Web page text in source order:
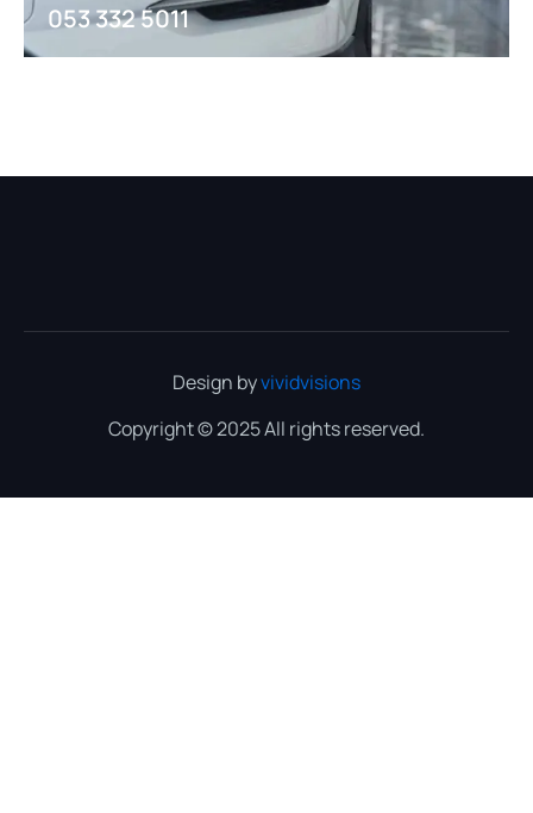
053 332 5011
Design byvividvisions
Copyright © 2025 All rights reserved.